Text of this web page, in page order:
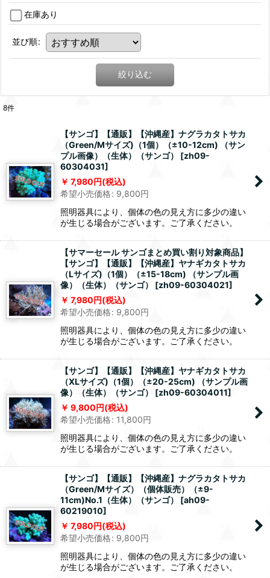
在庫あり
並び順:
絞り込む
8件
【サンゴ】【通販】【沖縄産】ナグラカタトサカ
（Green/Mサイズ)（1個）（±10-12cm) （サン
プル画像）（生体）（サンゴ）
[zh09-
60304031]
7,980円(税込)
希望小売価格: 9,800円
照明器具により、個体の色の見え方に多少の違い
が生じる場合がございます。ご了承ください。
【サマーセール サンゴまとめ買い割り対象商品】
【サンゴ】【通販】【沖縄産】ヤナギカタトサカ
（Lサイズ)（1個）（±15-18cm) （サンプル画
像）（生体）（サンゴ）
[zh09-60304021]
7,980円(税込)
希望小売価格: 9,800円
照明器具により、個体の色の見え方に多少の違い
が生じる場合がございます。ご了承ください。
【サンゴ】【通販】【沖縄産】ヤナギカタトサカ
（XLサイズ)（1個）（±20-25cm) （サンプル画
像）（生体）（サンゴ）
[zh09-60304011]
9,800円(税込)
希望小売価格: 11,800円
照明器具により、個体の色の見え方に多少の違い
が生じる場合がございます。ご了承ください。
【サンゴ】【通販】【沖縄産】ナグラカタトサカ
（Green/Mサイズ）（個体販売）（±9-
11cm)No.1（生体）（サンゴ）
[ah09-
60219010]
7,980円(税込)
希望小売価格: 9,800円
照明器具により、個体の色の見え方に多少の違い
が生じる場合がございます。ご了承ください。